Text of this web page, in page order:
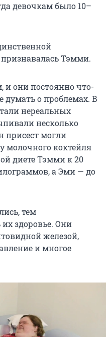
девочкам было 10–
Тэмми.
и они постоянно что-
думать о проблемах. В
нереальных
несколько
присест могли
молочного коктейля
диете Тэмми к 20
а Эми — до
тем
здоровье. Они
железой,
и многое